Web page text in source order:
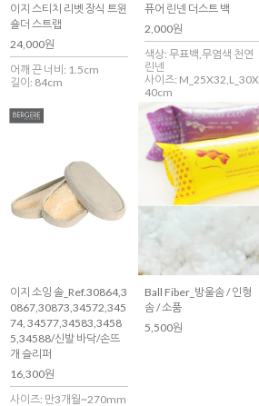
이지 스티치 리벳 장식 트윈
숄더 스트랩
24,000원
어깨 끈 너비: 1.5cm
길이: 84cm
퓨어 린넨 더스트 백
2,000원
색상: 무표백,무염색 천연
린넨
사이즈: M_25X32,L_30X
40cm
이지 소잉 솔_Ref.30864,3
0867,30873,34572,345
74, 34577,34583,3458
5,34588/신발 바닥/손뜨
개 슬리퍼
16,300원
사이즈: 만3개월~270mm
Ball Fiber_방울솜 / 인형
솜 / 소품
5,500원